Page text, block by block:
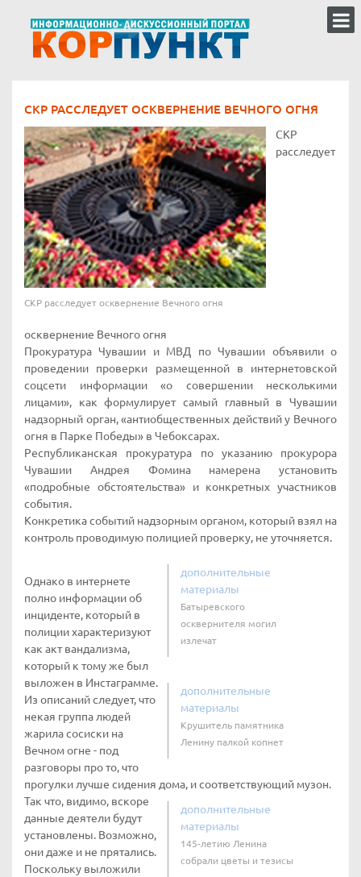
СКР РАССЛЕДУЕТ ОСКВЕРНЕНИЕ ВЕЧНОГО ОГНЯ
СКР расследует осквернение Вечного огня
СКР
расследует
осквернение Вечного огня
Прокуратура Чувашии и МВД по Чувашии объявили о
проведении проверки размещенной в интернетовской
соцсети информации «о совершении несколькими
лицами», как формулирует самый главный в Чувашии
надзорный орган, «антиобщественных действий у Вечного
огня в Парке Победы» в Чебоксарах.
Республиканская прокуратура по указанию прокурора
Чувашии Андрея Фомина намерена установить
«подробные обстоятельства» и конкретных участников
события.
Конкретика событий надзорным органом, который взял на
контроль проводимую полицией проверку, не уточняется.
дополнительные
материалы
Батыревского
осквернителя могил
излечат
Однако в интернете
полно информации об
инциденте, который в
полиции характеризуют
как акт вандализма,
который к тому же был
выложен в Инстаграмме.
дополнительные
материалы
Крушитель памятника
Ленину палкой копнет
Из описаний следует, что
некая группа людей
жарила сосиски на
Вечном огне - под
разговоры про то, что
прогулки лучше сидения дома, и соответствующий музон.
дополнительные
материалы
145-летию Ленина
собрали цветы и тезисы
Так что, видимо, вскоре
данные деятели будут
установлены. Возможно,
они даже и не прятались.
Поскольку выложили